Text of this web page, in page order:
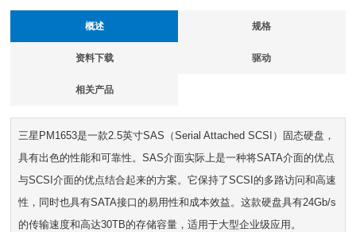
概述 规格
资料下载 驱动
相关产品
三星PM1653是一款2.5英寸SAS（Serial Attached SCSI）固态硬盘，
具有出色的性能和可靠性。SAS介面实际上是一种将SATA介面的优点
与SCSI介面的优点结合起来的方案。它保持了SCSI的多路访问和高速
性，同时也具有SATA接口的易用性和成本效益。这款硬盘具有24Gb/s
的传输速度和高达30TB的存储容量，适用于大型企业级应用。